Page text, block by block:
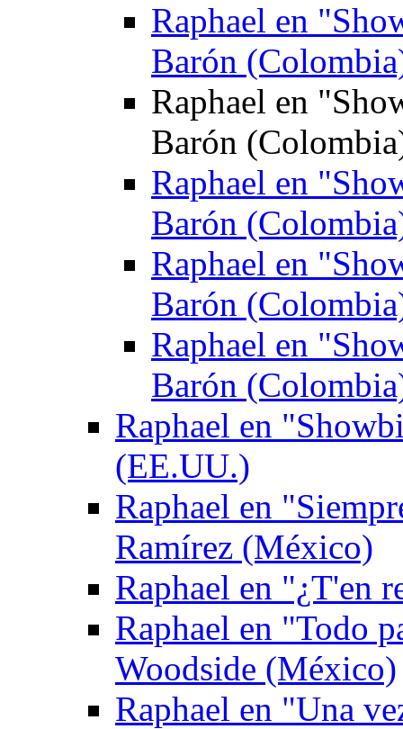
Raphael en
Barón
Raphael en
Barón
Raphael en
Barón
Raphael en
Barón
Raphael en
Barón
Raphael en
(EE.UU.)
Raphael en
Ramírez (México)
Raphael en "¿T'en
Raphael en "Todo
Woodside (México)
Raphael en "Una